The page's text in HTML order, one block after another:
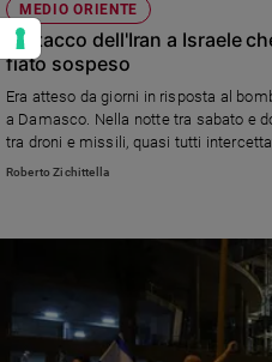
MEDIO ORIENTE
L'attacco dell'Iran a Israele
fiato sospeso
Era atteso da giorni in risposta al
a Damasco. Nella notte tra sabato e
tra droni e missili, quasi tutti
L’Iran: «Per noi la questione è
Roberto Zichittella